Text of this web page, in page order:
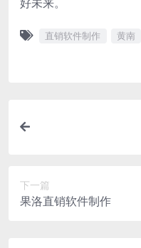
直销软件制作 黄南
下一篇
果洛直销软件制作